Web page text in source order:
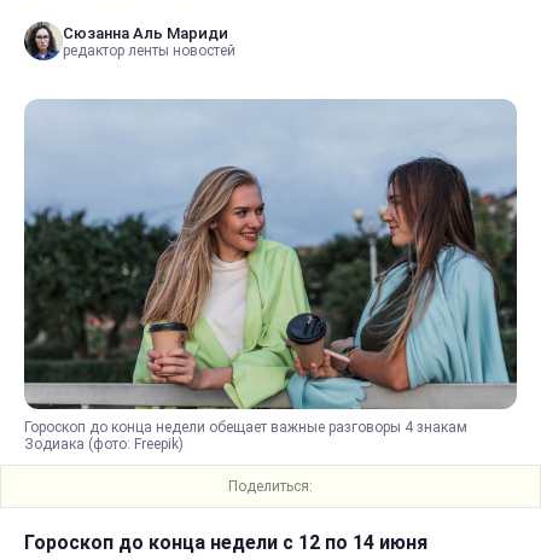
Сюзанна Аль Мариди
редактор ленты новостей
Гороскоп до конца недели обещает важные разговоры 4 знакам
Зодиака (фото: Freepik)
Поделиться:
Гороскоп до конца недели с 12 по 14 июня